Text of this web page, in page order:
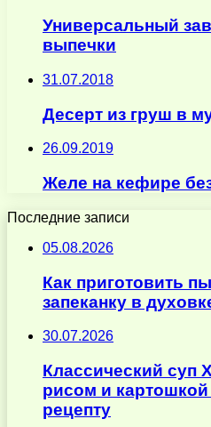
Универсальный
выпечки
31.07.2018
Десерт из груш в
26.09.2019
Желе на кефире
Последние записи
05.08.2026
Как приготовить
запеканку в
30.07.2026
Классический суп
рисом и
рецепту